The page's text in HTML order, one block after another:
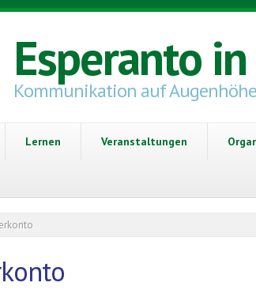
Esperanto
Kommunikation auf
Lernen Veranstaltungen